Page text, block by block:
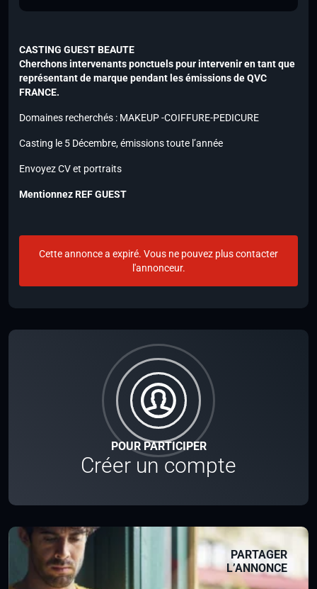
POUR PARTICIPER
Créer un compte
PARTAGER
L’ANNONCE
CASTING GUEST BEAUTE
Cherchons intervenants ponctuels pour intervenir en tant que
représentant de marque pendant les émissions de QVC
FRANCE.
Domaines recherchés : MAKEUP -COIFFURE-PEDICURE
Casting le 5 Décembre, émissions toute l’année
Envoyez CV et portraits
Mentionnez REF GUEST
Cette annonce a expiré. Vous ne pouvez plus contacter
l'annonceur.